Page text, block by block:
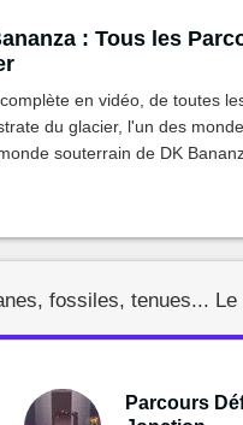
: Tous les
en vidéo, de toutes
du glacier, l'un des
souterrain de DK
fossiles, tenues... Le
Parcours